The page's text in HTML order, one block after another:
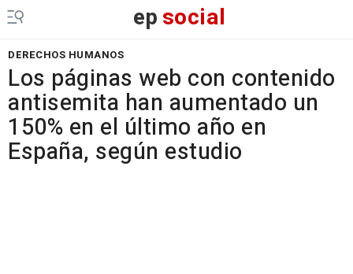
epsocial
DERECHOS HUMANOS
Los páginas web con contenido
antisemita han aumentado un
150% en el último año en
España, según estudio